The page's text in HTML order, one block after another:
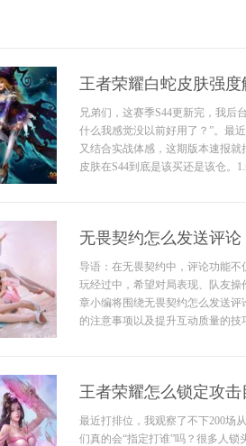
王者荣耀白蛇皮肤强
兄弟们，这赛季S44更新完，我后
什么我感觉没以前好用了？”。最
又结合实战体感，这期版本速报
皮肤在S44到底是该买还是该仓。
无畏契约怎么发送评论
导语：在无畏契约中，评论功能
玩经过中，希望对局表现、队友
章小编将围绕无畏契约怎么发送
的注意事项以及提升互动质量的
王者荣耀怎么锁定攻
最近打排位，我观察了不下200场
们真的会“指定打谁”吗？很多人